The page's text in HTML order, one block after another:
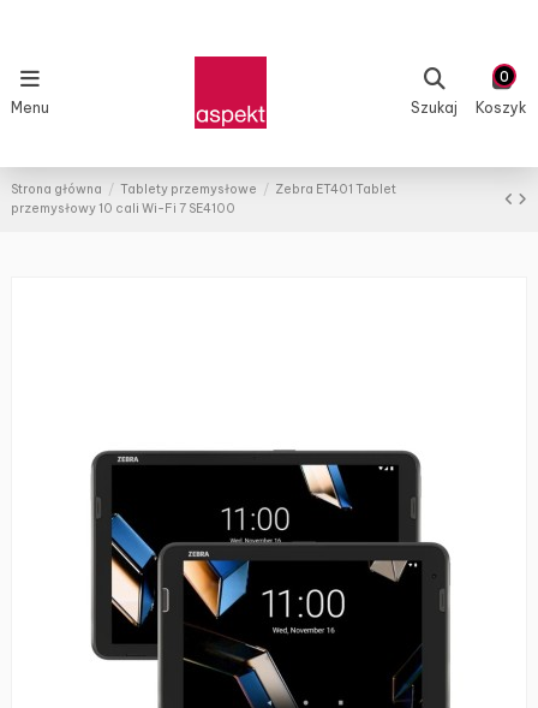
Menu Szukaj
0
Koszyk
Strona główna Tablety przemysłowe
Zebra ET401 Tablet
przemysłowy 10 cali Wi-Fi 7 SE4100